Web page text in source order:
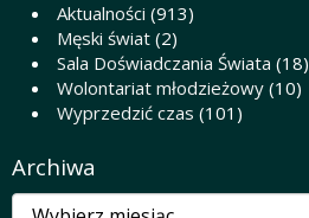
Aktualności (913)
Męski świat (2)
Sala Doświadczania Świata (18)
Wolontariat młodzieżowy (10)
Wyprzedzić czas (101)
Archiwa
Archiwa